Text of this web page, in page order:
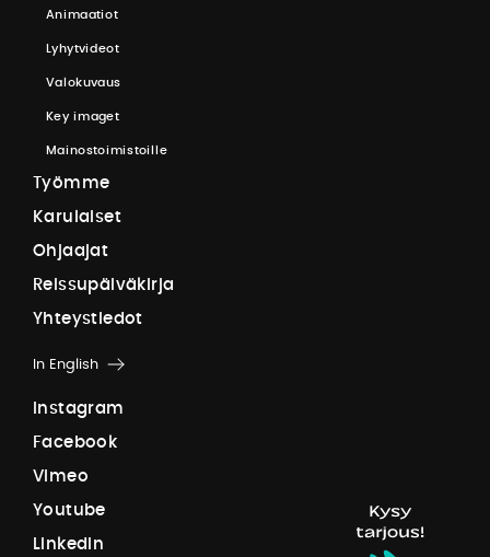
Animaati ot
Ly hytvi deot
Va okuvaus
Key i maget
Mainostoimi stoi e
Työm me
Ka ru la set
Oh jaa jat
Re issupä vä k r ja
Yhteyst iedot
In English
nstagram
Face boo k
V meo
Yo utu be
L n ked n